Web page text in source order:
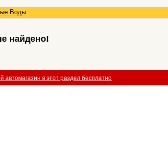
Воды
найдено!
автомагазин в этот раздел бесплатно